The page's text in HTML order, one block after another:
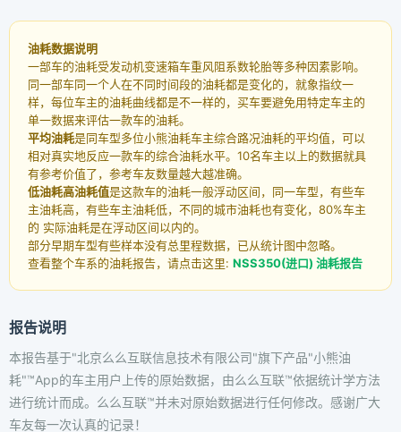
油耗数据说明
一部车的油耗受发动机变速箱车重风阻系数轮胎等多种因素影响。
同一部车同一个人在不同时间段的油耗都是变化的，就象指纹一
样，每位车主的油耗曲线都是不一样的，买车要避免用特定车主的
单一数据来评估一款车的油耗。
平均油耗是同车型多位小熊油耗车主综合路况油耗的平均值，可以
相对真实地反应一款车的综合油耗水平。10名车主以上的数据就具
有参考价值了，参考车友数量越大越准确。
低油耗高油耗值是这款车的油耗一般浮动区间，同一车型，有些车
主油耗高，有些车主油耗低，不同的城市油耗也有变化，80%车主
的 实际油耗是在浮动区间以内的。
部分早期车型有些样本没有总里程数据，已从统计图中忽略。
查看整个车系的油耗报告，请点击这里: NSS350(进口) 油耗报告
报告说明
本报告基于"北京么么互联信息技术有限公司"旗下产品"小熊油
耗"™App的车主用户上传的原始数据，由么么互联™依据统计学方法
进行统计而成。么么互联™并未对原始数据进行任何修改。感谢广大
车友每一次认真的记录！